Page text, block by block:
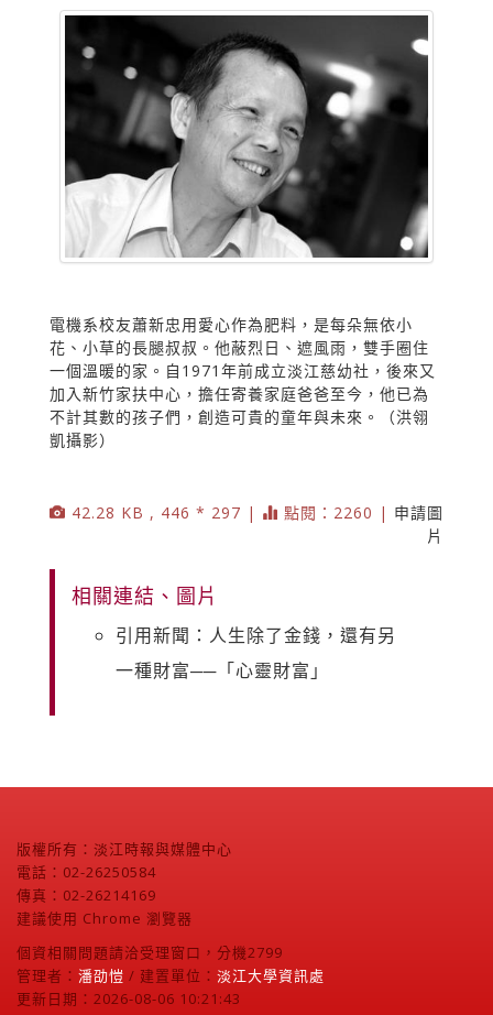
電機系校友蕭新忠用愛心作為肥料，是每朵無依小
花、小草的長腿叔叔。他蔽烈日、遮風雨，雙手圈住
一個溫暖的家。自1971年前成立淡江慈幼社，後來又
加入新竹家扶中心，擔任寄養家庭爸爸至今，他已為
不計其數的孩子們，創造可貴的童年與未來。（洪翎
凱攝影）
42.28 KB , 446 * 297 | 點閱：2260 | 申請圖
片
相關連結、圖片
引用新聞：人生除了金錢，還有另
一種財富──「心靈財富」
版權所有：淡江時報與媒體中心
電話：02-26250584
傳真：02-26214169
建議使用 Chrome 瀏覽器
個資相關問題請洽受理窗口，分機2799
管理者： 潘劭愷 / 建置單位： 淡江大學資訊處
更新日期：2026-08-06 10:21:43